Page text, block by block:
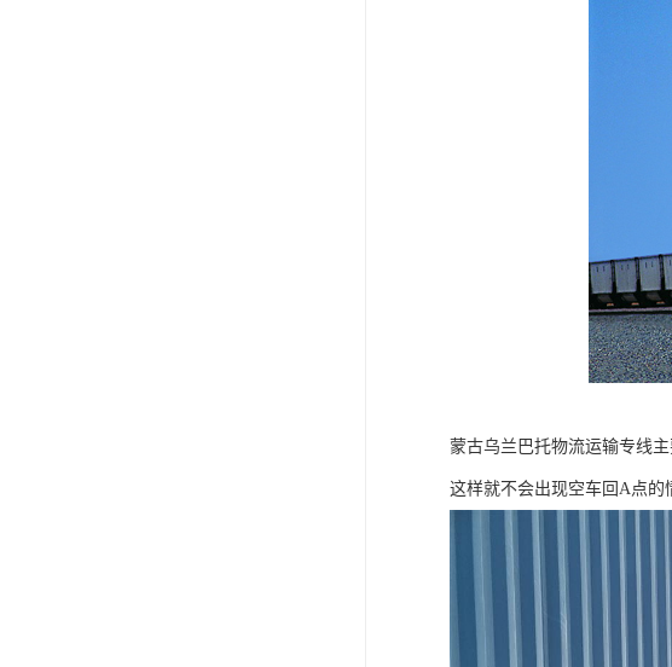
蒙古乌兰巴托物流运输专线
这样就不会出现空车回A点的